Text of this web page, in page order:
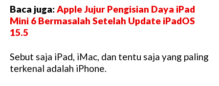
M
u
Baca juga: Apple Jujur Pengisian Daya iPad
Mini 6 Bermasalah Setelah Update iPadOS
15.5
Sebut saja iPad, iMac, dan tentu saja yang paling
terkenal adalah iPhone.